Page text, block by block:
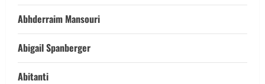
Abhderraim Mansouri
Abigail Spanberger
Abitanti